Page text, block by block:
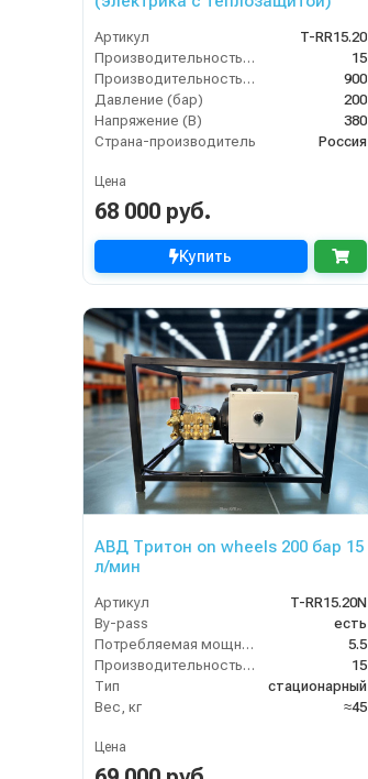
Артикул
T-RR15.20
Производительность (л/мин)
15
Производительность (л/ч)
900
Давление (бар)
200
Напряжение (В)
380
Страна-производитель
Россия
Цена
68 000 руб.
Купить
АВД Тритон on wheels 200 бар 15
л/мин
Артикул
T-RR15.20N
By-pass
есть
Потребляемая мощность (кВт)
5.5
Производительность (л/мин)
15
Тип
стационарный
Вес, кг
≈45
Цена